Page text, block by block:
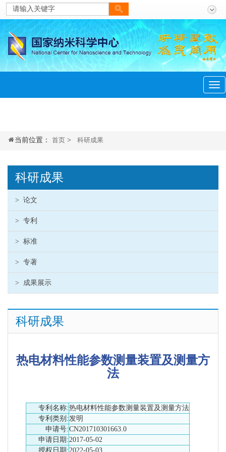
当前位置： 首页 > 科研成果
科研成果
> 论文
> 专利
> 标准
> 专著
> 成果展示
科研成果
热电材料性能参数测量装置及测量方
法
专利名称:热电材料性能参数测量装置及测量方法
专利类别:发明
申请号:CN201710301663.0
申请日期:2017-05-02
授权日期: 2022-05-03